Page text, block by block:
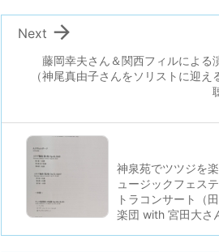
藤岡幸夫さん＆関西フィルによる
（神尾真由子さんをソリストに迎え

Next
神泉苑でツツジを
ュージックフェス
トラコンサート（
楽団 with 宮田大さ